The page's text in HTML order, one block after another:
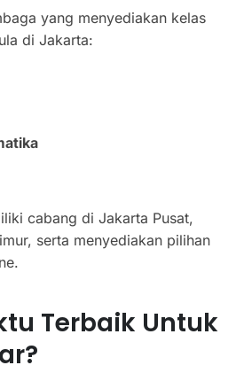
yang menyediakan kelas
di Jakarta:
cabang di Jakarta Pusat,
serta menyediakan pilihan
Terbaik Untuk